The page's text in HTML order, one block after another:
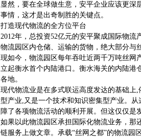
显然，要在全球做生意，安平企业应该更深
事情，这才是出奇制胜的关键点。
打造现代物流的全方位平台
2012年，总投资52亿元的安平聚成国际物
物流园区内仓储、运输的货物，绝大部分与
现如今，物流园区每年吞吐近两千万吨丝网
立起衡水首个内陆港口。衡水海关的内陆港
各地。
现代物流业是在多式联运高度发达的基础上
型产业,又是一个技术和知识密集型产业。
障了各项物流活动的顺利开展。但这仅仅是
如果以此物流园区承担国际化物流业务，那
链服务上做文章。承载“丝网之都”的物流园